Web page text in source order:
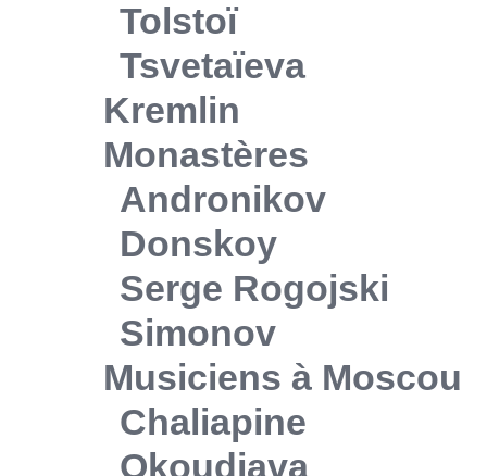
Tolstoï
Tsvetaïeva
Kremlin
Monastères
Andronikov
Donskoy
Serge Rogojski
Simonov
Musiciens à Moscou
Chaliapine
Okoudjava